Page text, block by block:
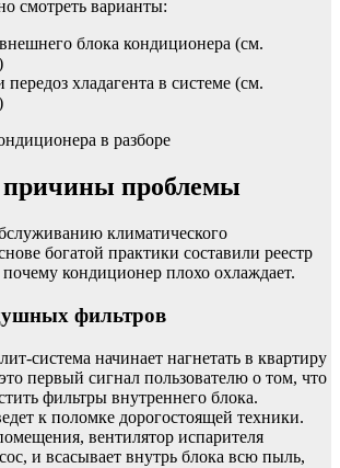
смотреть варианты:
блока кондиционера (см.
передоз хладагента в системе (см.
проблемы
климатического
богатой практики составили реестр
кондиционер плохо охлаждает.
фильтров
система начинает нагнетать в квартиру
первый сигнал пользователю о том, что
фильтры внутреннего блока.
к поломке дорогостоящей техники.
вентилятор испарителя
и всасывает внутрь блока всю пыль,